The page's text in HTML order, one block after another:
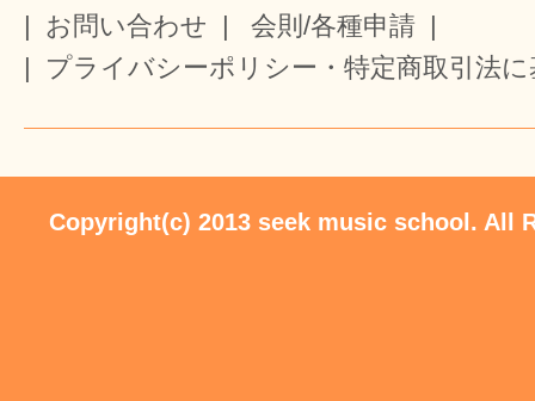
| お問い合わせ | 会則/各種申請 |
|
プライバシーポリシー・特定商取引法
Copyright(c) 2013 seek music school. All